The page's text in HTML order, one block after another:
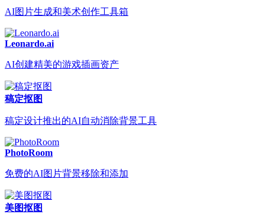
AI图片生成和美术创作工具箱
Leonardo.ai
AI创建精美的游戏插画资产
稿定抠图
稿定设计推出的AI自动消除背景工具
PhotoRoom
免费的AI图片背景移除和添加
美图抠图